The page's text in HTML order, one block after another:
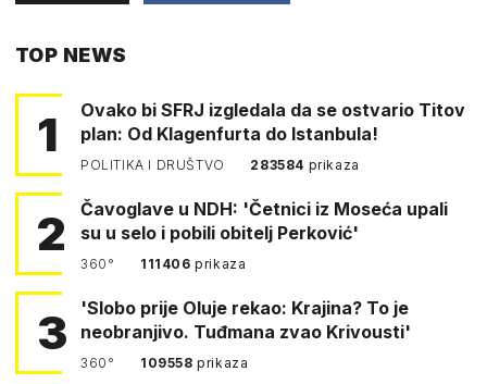
TOP NEWS
1
Ovako bi SFRJ izgledala da se ostvario Titov
plan: Od Klagenfurta do Istanbula!
POLITIKA I DRUŠTVO 283584 prikaza
2
Čavoglave u NDH: 'Četnici iz Moseća upali
su u selo i pobili obitelj Perković'
360° 111406prikaza
3
'Slobo prije Oluje rekao: Krajina? To je
neobranjivo. Tuđmana zvao Krivousti'
360° 109558prikaza